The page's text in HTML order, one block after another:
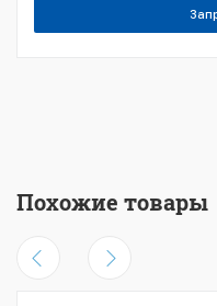
Похожие товары